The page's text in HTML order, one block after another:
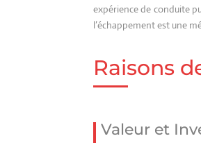
expérience de conduite
l’échappement est une
Raisons
Valeur et